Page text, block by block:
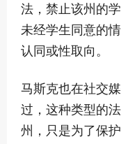
法，禁止该州的
未经学生同意的
认同或性取向。
马斯克也在社交
过，这种类型的
州，只是为了保